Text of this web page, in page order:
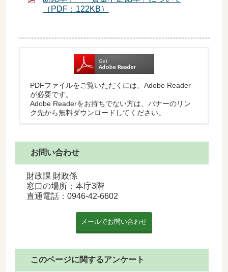
（PDF：122KB）
PDFファイルをご覧いただくには、Adobe Reader
が必要です。
Adobe Readerをお持ちでない方は、バナーのリン
ク先から無料ダウンロードしてください。
お問い合わせ
財政課 財政係
窓口の場所：本庁3階
直通電話： 0946-42-6602
このページに関するアンケート